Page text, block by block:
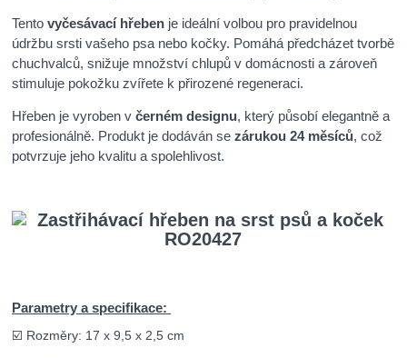
Tentovyčesávací hřeben je ideální volbou pro pravidelnou
údržbu srsti vašeho psa nebo kočky. Pomáhá předcházet tvorbě
chuchvalců, snižuje množství chlupů v domácnosti a zároveň
stimuluje pokožku zvířete k přirozené regeneraci.
Hřeben je vyroben včerném designu, který působí elegantně a
profesionálně. Produkt je dodáván sezárukou 24 měsíců, což
potvrzuje jeho kvalitu a spolehlivost.
Parametry a specifikace:
☑️ Rozměry: 17 x 9,5 x 2,5 cm